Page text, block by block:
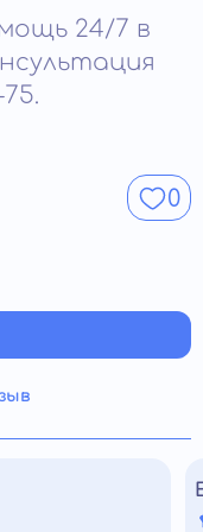
работы.
человек
24/7 в
0